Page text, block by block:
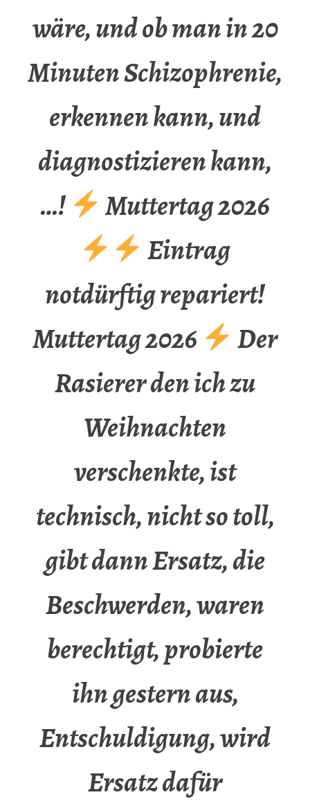
wäre, und ob man in 20
Minuten Schizophrenie,
erkennen kann, und
diagnostizieren kann,
…!
Muttertag 2026
Eintrag
notdürftig repariert!
Muttertag 2026
Der
Rasierer den ich zu
Weihnachten
verschenkte, ist
technisch, nicht so toll,
gibt dann Ersatz, die
Beschwerden, waren
berechtigt, probierte
ihn gestern aus,
Entschuldigung, wird
Ersatz dafür